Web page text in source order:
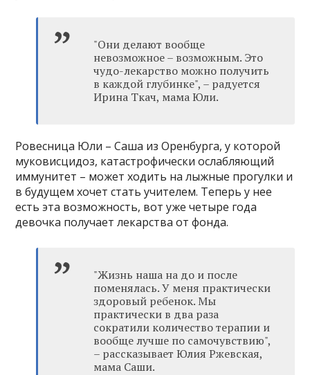
"Они делают вообще
невозможное – возможным. Это
чудо-лекарство можно получить
в каждой глубинке", – радуется
Ирина Ткач, мама Юли.
Ровесница Юли – Саша из Оренбурга, у которой
муковисцидоз, катастрофически ослабляющий
иммунитет – может ходить на лыжные прогулки и
в будущем хочет стать учителем. Теперь у нее
есть эта возможность, вот уже четыре года
девочка получает лекарства от фонда.
"Жизнь наша на до и после
поменялась. У меня практически
здоровый ребенок. Мы
практически в два раза
сократили количество терапии и
вообще лучше по самочувствию",
– рассказывает Юлия Ржевская,
мама Саши.